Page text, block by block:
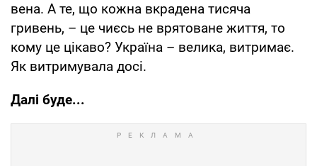
вена. А те, що кожна вкрадена тисяча
гривень, – це чиєсь не врятоване життя, то
кому це цікаво? Україна – велика, витримає.
Як витримувала досі.
Далі буде...